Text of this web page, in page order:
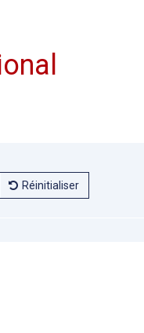
Réinitialiser